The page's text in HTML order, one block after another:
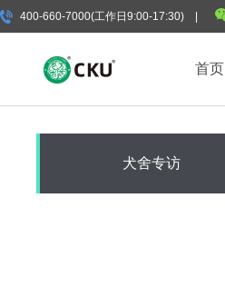
400-660-7000(工作日9:00-17:30) |
首页
犬舍专访